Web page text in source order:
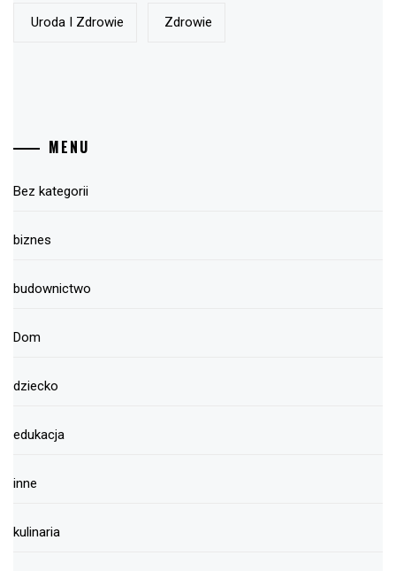
Uroda I Zdrowie Zdrowie
MENU
Bez kategorii
biznes
budownictwo
Dom
dziecko
edukacja
inne
kulinaria